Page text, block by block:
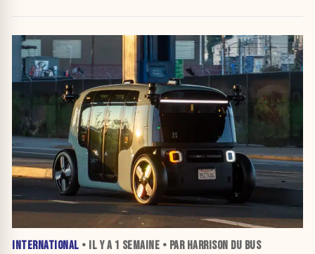
INTERNATIONAL • IL Y A 1 SEMAINE • PAR HARRISON DU BUS